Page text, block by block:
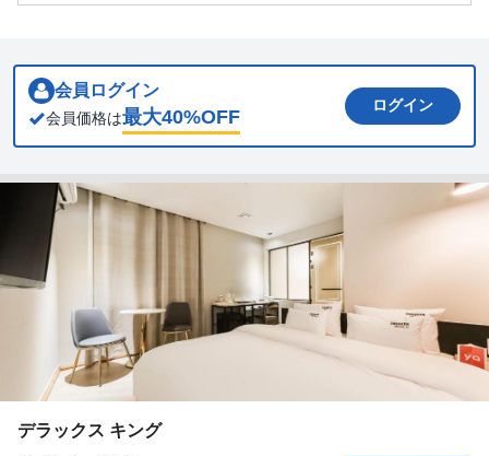
会員ログイン
会員価格は最大40%OFF
ログイン
デラックス キング